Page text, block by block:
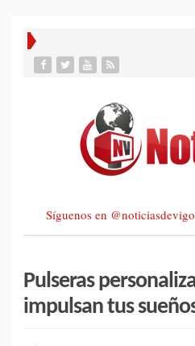
Síguenos en @noticiasdevigo
Pulseras
impulsan tus